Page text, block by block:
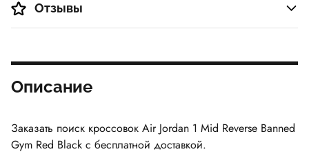
Отзывы
Описание
Заказать поиск кроссовок Air Jordan 1 Mid Reverse Banned
Gym Red Black с бесплатной доставкой.